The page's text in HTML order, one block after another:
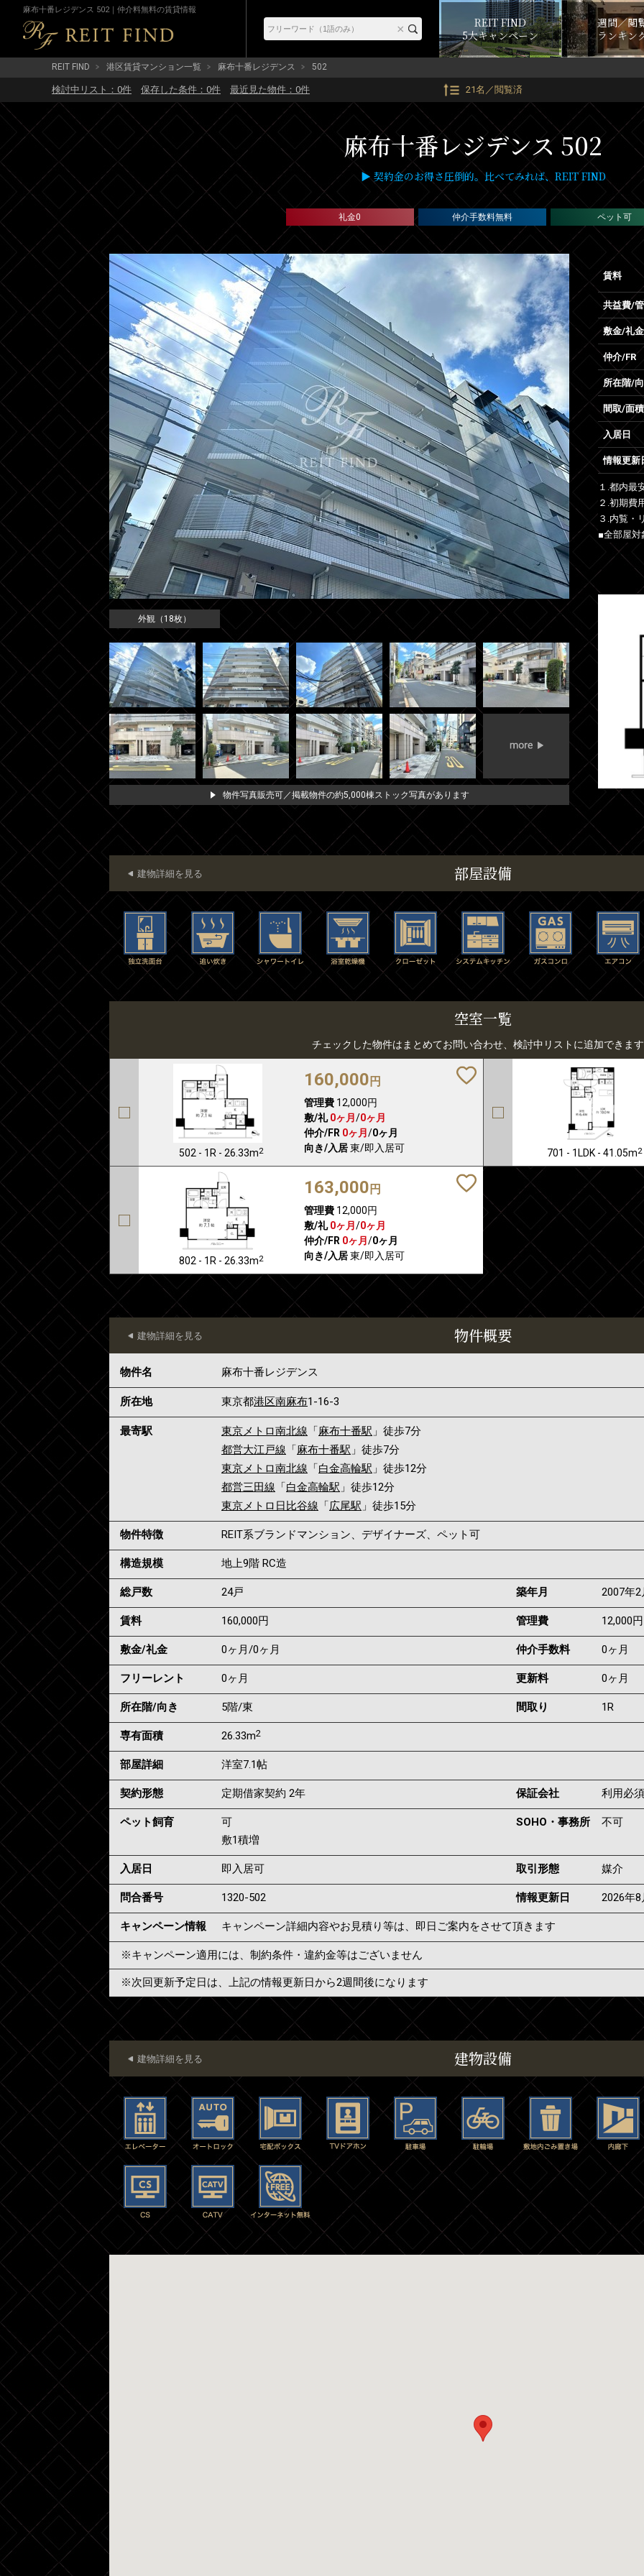
麻布十番レジデンス 502｜仲介料無料の賃貸情報
REIT FIND
5大キャンペーン
週間／閲
ランキン
REIT FIND 港区賃貸マンション一覧 麻布十番レジデンス 502
検討中リスト： 0件 保存した条件： 0件 最近見た物件： 0件 21名／閲覧済
麻布十番レジデンス 502
▶ 契約金のお得さ圧倒的。比べてみれば、REIT FIND
礼金0 仲介手数料無料 ペット可
外観（18枚）
物件写真販売可／掲載物件の約5,000棟ストック写真があります
賃料
共益費/
敷金/礼金
仲介/FR
所在階/
間取/面積
入居日
情報更新
１.都内最
２.初期費
３.内覧・
■全部屋対
部屋設備
建物詳細を見る
空室一覧
チェックした物件はまとめてお問い合わせ、検討中リストに追加できま
502 - 1R - 26.33m2
160,000 円
管理費12,000円
敷/礼 0ヶ月 /0ヶ月
仲介/FR 0ヶ月 /0ヶ月
向き/入居東/即入居可 701 - 1LDK - 41.05m2
802 - 1R - 26.33m2
163,000 円
管理費12,000円
敷/礼 0ヶ月 /0ヶ月
仲介/FR 0ヶ月 /0ヶ月
向き/入居東/即入居可
物件概要
建物詳細を見る
物件名 麻布十番レジデンス
所在地 東京都港区南麻布1-16-3
最寄駅 東京メトロ南北線 「麻布十番駅 」徒歩7分
都営大江戸線 「麻布十番駅 」徒歩7分
東京メトロ南北線 「白金高輪駅 」徒歩12分
都営三田線 「白金高輪駅 」徒歩12分
東京メトロ日比谷線 「広尾駅 」徒歩15分
物件特徴 REIT系ブランドマンション、デザイナーズ、ペット可
構造規模 地上9階 RC造
総戸数 24戸 築年月 2007年2
賃料 160,000円 管理費 12,000円
敷金/礼金 0ヶ月/0ヶ月 仲介手数料 0ヶ月
フリーレント 0ヶ月 更新料 0ヶ月
所在階/向き 5階/東 間取り 1R
専有面積 26.33m2
部屋詳細 洋室7.1帖
契約形態 定期借家契約 2年 保証会社 利用必須
ペット飼育
可
敷1積増
SOHO・事務所 不可
入居日 即入居可 取引形態 媒介
問合番号 1320-502 情報更新日 2026年
キャンペーン情報 キャンペーン詳細内容やお見積り等は、即日ご案内をさせて頂きます
※キャンペーン適用には、制約条件・違約金等はございません
※次回更新予定日は、上記の情報更新日から2週間後になります
建物設備
建物詳細を見る